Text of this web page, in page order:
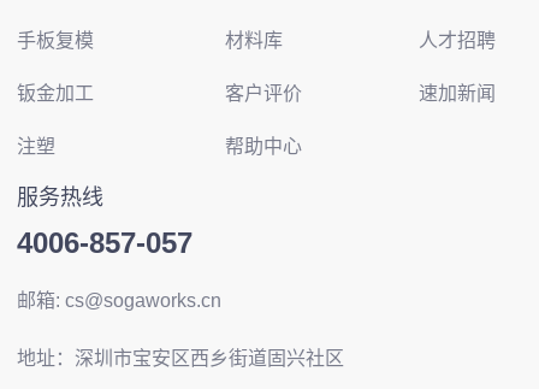
手板复模
钣金加工
注塑
材料库
客户评价
帮助中心
人才招聘
速加新闻
服务热线
4006-857-057
邮箱: cs@sogaworks.cn
地址：深圳市宝安区西乡街道固兴社区